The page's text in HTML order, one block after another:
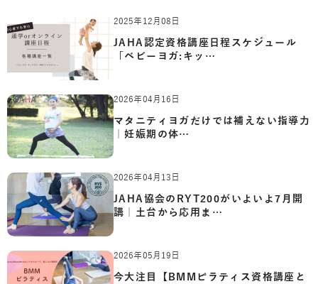
2025年12月08日
JAHA認定資格講座日程スケジュール
「ベビーヨガ:キッ…
2026年04月16日
マタニティヨガだけでは補えない指導力
｜妊娠期の体…
2026年04月13日
JAHA協会のRYT200がいよいよ7月開
講｜土台から応用ま…
2026年05月19日
今大注目【BMMピラティス資格講座と